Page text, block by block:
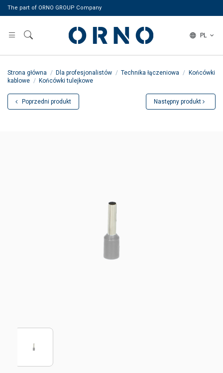
The part of ORNO GROUP Company
PL
Strona główna Dla profesjonalistów Technika łączeniowa
Końcówki
kablowe
Końcówki tulejkowe
Poprzedni produkt Następny produkt